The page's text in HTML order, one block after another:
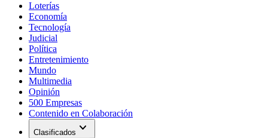
Loterías
Economía
Tecnología
Judicial
Política
Entretenimiento
Mundo
Multimedia
Opinión
500 Empresas
Contenido en Colaboración
Clasificados expand_more